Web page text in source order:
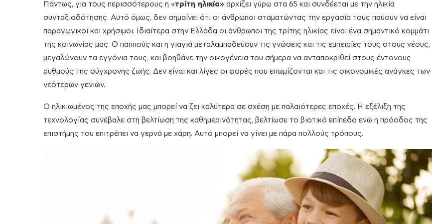
Πάντως, για τους περισσότερους η «τρίτη ηλικία» αρχίζει γύρω στα 65 και συνδέεται με την ηλικία
συνταξιοδότησης. Αυτό όμως, δεν σημαίνει ότι οι άνθρωποι σταματώντας την εργασία τους παύουν να είναι
παραγωγικοί και χρήσιμοι. Ιδιαίτερα στην Ελλάδα οι άνθρωποι της τρίτης ηλικίας είναι ένα σημαντικό κομμάτι
της κοινωνίας μας. Ο παππούς και η γιαγιά μεταλαμπαδεύουν τις γνώσεις και τις εμπειρίες τους στους νέους,
μεγαλώνουν τα εγγόνια τους, και βοηθάνε την οικογένεια του σήμερα να ανταποκριθεί στους έντονους
ρυθμούς της σύγχρονης ζωής. Δεν είναι και λίγες οι φορές που επωμίζονται και τις οικονομικές ανάγκες των
νεότερων γενιών.
Ο ηλικιωμένος της εποχής μας μπορεί να ζει καλύτερα σε σχέση με παλαιότερες εποχές. Η εξέλιξη της
τεχνολογίας συνέβαλε στη βελτίωση της καθημερινότητας, βελτίωσε το βιοτικό επίπεδο ενώ η πρόοδος της
επιστήμης του επιτρέπει να γερνά με χάρη. Αυτό μπορεί να γίνει με πάρα πολλούς τρόπους.